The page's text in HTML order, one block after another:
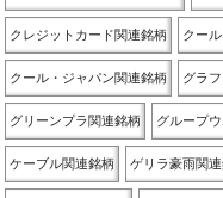
クレジットカード関連銘柄 クー
クール・ジャパン関連銘柄 グラ
グリーンプラ関連銘柄 グループ
ケーブル関連銘柄 ゲリラ豪雨関